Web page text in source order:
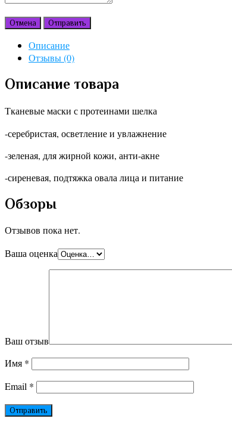
Отмена Отправить
Описание
Отзывы (0)
Описание товара
Тканевые маски с протеинами шелка
-серебристая, осветление и увлажнение
-зеленая, для жирной кожи, анти-акне
-сиреневая, подтяжка овала лица и питание
Обзоры
Отзывов пока нет.
Ваша оценка
Ваш отзыв
Имя *
Email *